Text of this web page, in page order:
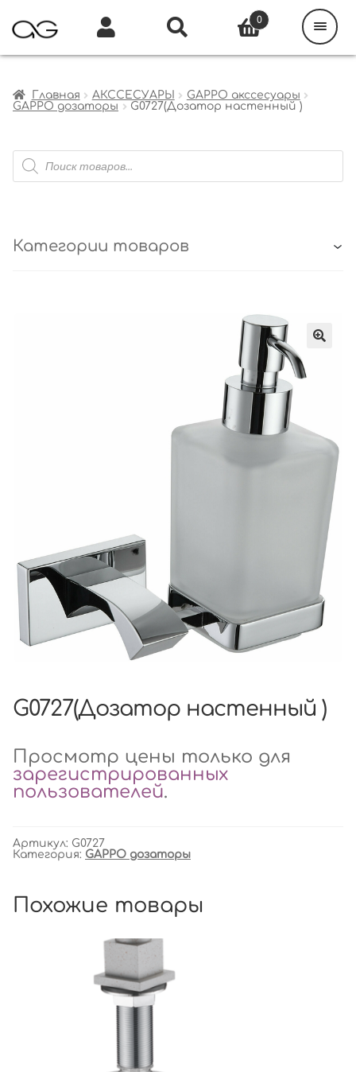
Главная АКССЕСУАРЫ
GAPPO акссесуары
GAPPO дозаторы
G0727(Дозатор настенный )
Поиск
товаров
Категории товаров
G0727(Дозатор настенный )
Просмотр цены только для
зарегистрированных
пользователей.
Артикул: G0727
Категория: GAPPO дозаторы
Похожие товары
0